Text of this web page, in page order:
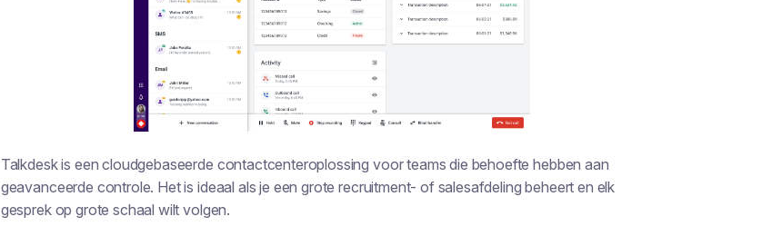
Talkdesk is een cloudgebaseerde contactcenteroplossing voor teams die behoefte hebben aan
geavanceerde controle. Het is ideaal als je een grote recruitment- of salesafdeling beheert en elk
gesprek op grote schaal wilt volgen.